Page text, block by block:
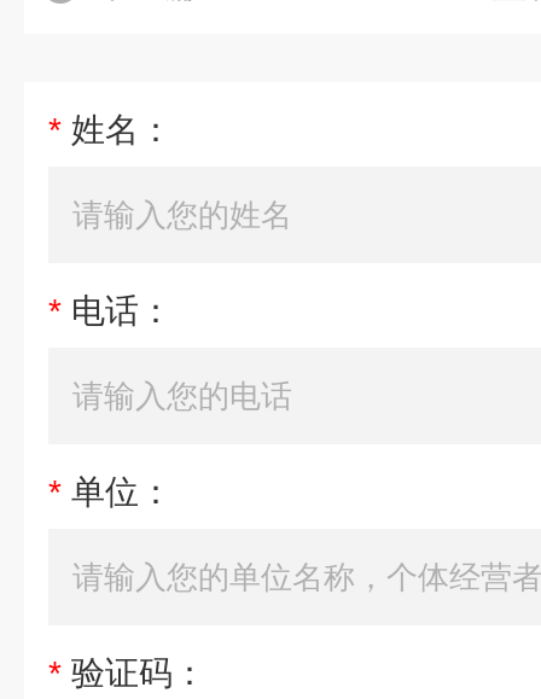
* 姓名：
* 电话：
* 单位：
* 验证码：